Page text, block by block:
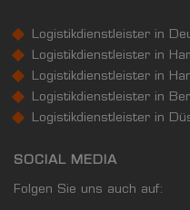
Logistikdienstleister in
Logistikdienstleister in
Logistikdienstleister in
Logistikdienstleister in
Logistikdienstleister in
SOCIAL MEDIA
Folgen Sie uns auch auf: